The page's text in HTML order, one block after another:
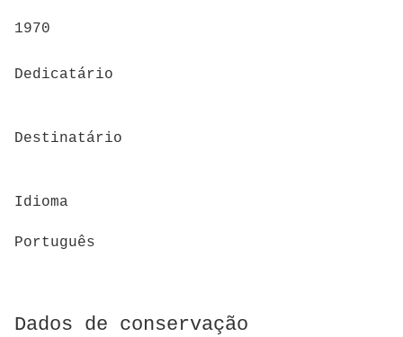
1970
Dedicatário
Destinatário
Idioma
Português
Dados de conservação